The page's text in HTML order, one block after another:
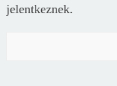
jelentkeznek.